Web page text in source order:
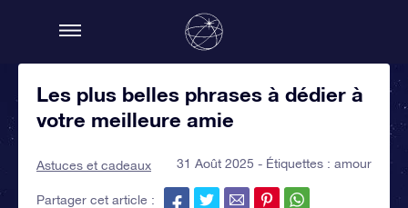
Les plus belles phrases à dédier à
votre meilleure amie
Astuces et cadeaux 31 Août 2025 - Étiquettes : amour
Partager cet article :